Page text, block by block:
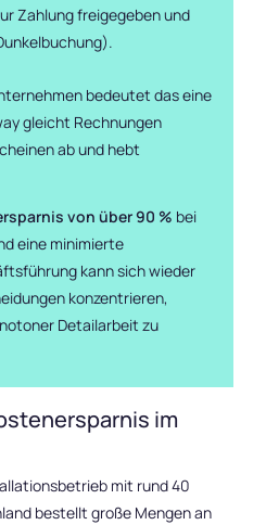
Zahlung freigegeben und
bedeutet das eine
gleicht Rechnungen
ab und hebt
von über 90 % bei
eine minimierte
kann sich wieder
konzentrieren,
Detailarbeit zu
im
mit rund 40
bestellt große Mengen an